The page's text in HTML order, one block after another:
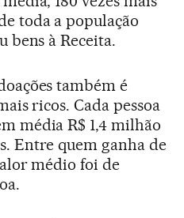
toda a população
bens à Receita.
também é
ricos. Cada pessoa
média R$ 1,4 milhão
Entre quem ganha de
médio foi de